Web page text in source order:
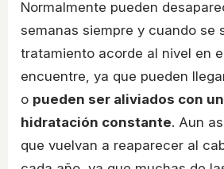
Normalmente pueden
semanas siempre y cuando se
tratamiento acorde al nivel en
encuentre, ya que pueden
o pueden ser aliviados con
hidratación constante. Aun
que vuelvan a reaparecer al